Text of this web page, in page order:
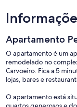
Apartamento
O apartamento é um
remodelado no
Carvoeiro. Fica a 5
lojas, bares e
O apartamento está